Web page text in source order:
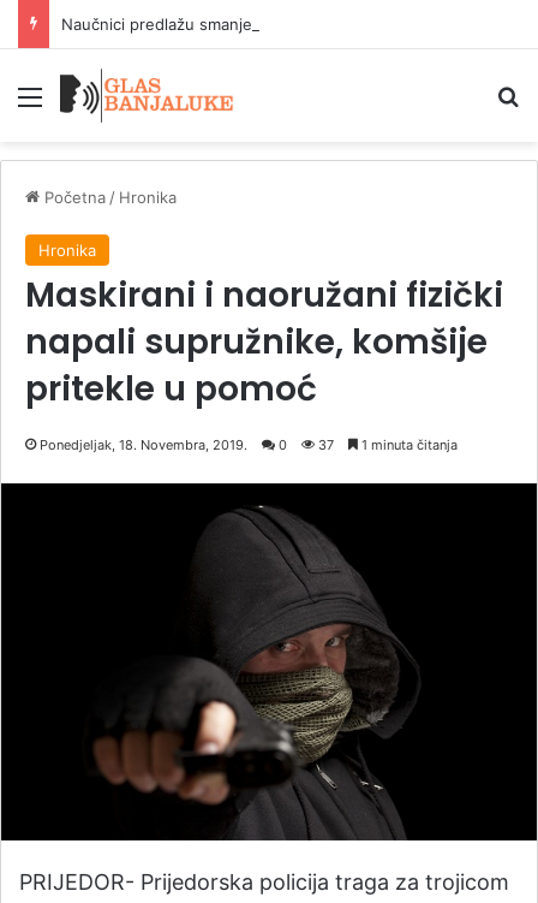
Meni
Početna / Hronika
Hronika
Maskirani i naoružani fizički
napali supružnike, komšije
pritekle u pomoć
Ponedjeljak, 18. Novembra, 2019. 0 37 1 minuta čitanja
PRIJEDOR- Prijedorska policija traga za trojicom